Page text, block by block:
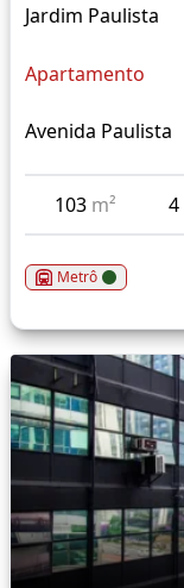
Jardim Paulista
Apartamento
Avenida Paulista
103 m² 4
Metrô